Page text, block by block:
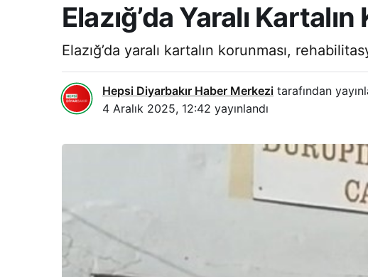
Elazığ’da Yaralı
Elazığ’da yaralı kartalın korunması,
Hepsi Diyarbakır Haber Merkezi tarafından
4 Aralık 2025, 12:42 yayınlandı